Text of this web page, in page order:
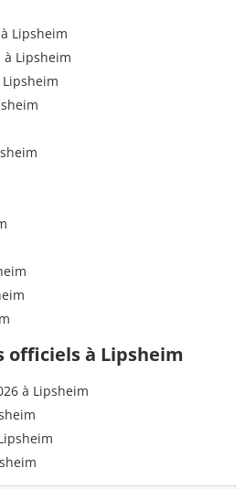
Lipsheim
à Lipsheim
officiels à Lipsheim
à Lipsheim